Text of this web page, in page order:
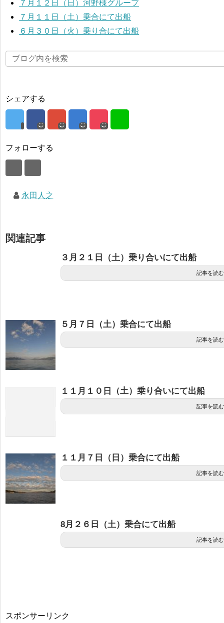
７月１２日（日）河野様グループ
７月１１日（土）乗合にて出船
６月３０日（火）乗り合にて出船
シェアする
フォローする
永田人之
関連記事
３月２１日（土）乗り合いにて出船
記事を読む
５月７日（土）乗合にて出船
記事を読む
１１月１０日（土）乗り合いにて出船
記事を読む
１１月７日（日）乗合にて出船
記事を読む
8月２６日（土）乗合にて出船
記事を読む
スポンサーリンク